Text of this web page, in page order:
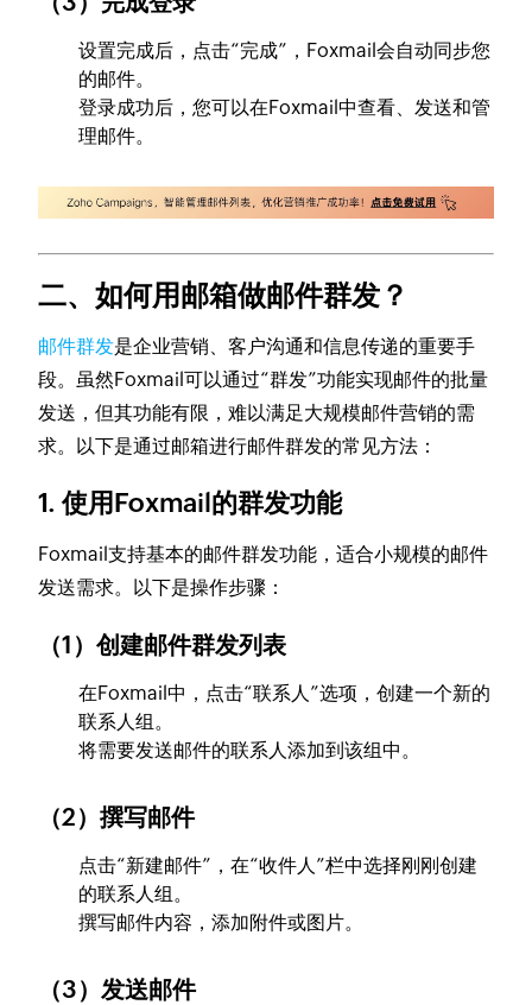
设置完成后，点击“完成”，Foxmail会自动同步您
的邮件。
登录成功后，您可以在Foxmail中查看、发送和管
理邮件。
二、如何用邮箱做邮件群发？
邮件群发是企业营销、客户沟通和信息传递的重要手
段。虽然Foxmail可以通过“群发”功能实现邮件的批量
发送，但其功能有限，难以满足大规模邮件营销的需
求。以下是通过邮箱进行邮件群发的常见方法：
1. 使用Foxmail的群发功能
Foxmail支持基本的邮件群发功能，适合小规模的邮件
发送需求。以下是操作步骤：
（1）创建邮件群发列表
在Foxmail中，点击“联系人”选项，创建一个新的
联系人组。
将需要发送邮件的联系人添加到该组中。
（2）撰写邮件
点击“新建邮件”，在“收件人”栏中选择刚刚创建
的联系人组。
撰写邮件内容，添加附件或图片。
（3）发送邮件